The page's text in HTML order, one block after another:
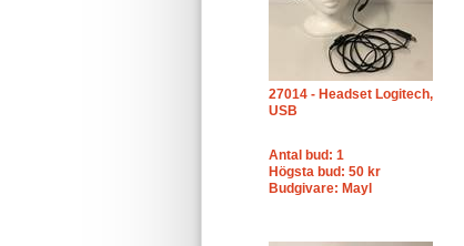
27014 - Headset Logitech,
USB
Antal bud: 1
Högsta bud: 50 kr
Budgivare: Mayl